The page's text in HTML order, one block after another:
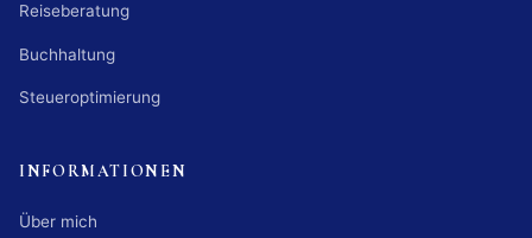
Reiseberatung
Buchhaltung
Steueroptimierung
INFORMATIONEN
Über mich